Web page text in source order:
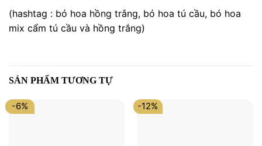
(hashtag : bó hoa hồng trắng, bó hoa tú cầu, bó hoa
mix cẩm tú cầu và hồng trắng)
SẢN PHẨM TƯƠNG TỰ
-6% -12%